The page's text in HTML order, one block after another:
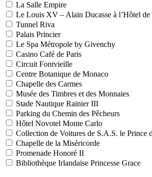
La Salle Empire
Le Louis XV – Alain Ducasse à l’Hôtel de
Tunnel Riva
Palais Princier
Le Spa Métropole by Givenchy
Casino Café de Paris
Circuit Fontvieille
Centre Botanique de Monaco
Chapelle des Carmes
Musée des Timbres et des Monnaies
Stade Nautique Rainier III
Parking du Chemin des Pêcheurs
Hôtel Novotel Monte Carlo
Collection de Voitures de S.A.S. le Prince
Chapelle de la Miséricorde
Promenade Honoré II
Bibliothèque Irlandaise Princesse Grace